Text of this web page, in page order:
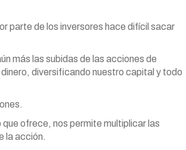
parte de los inversores hace difícil sacar
más las subidas de las acciones de
diversificando nuestro capital y todo
ofrece, nos permite multiplicar las
la acción.